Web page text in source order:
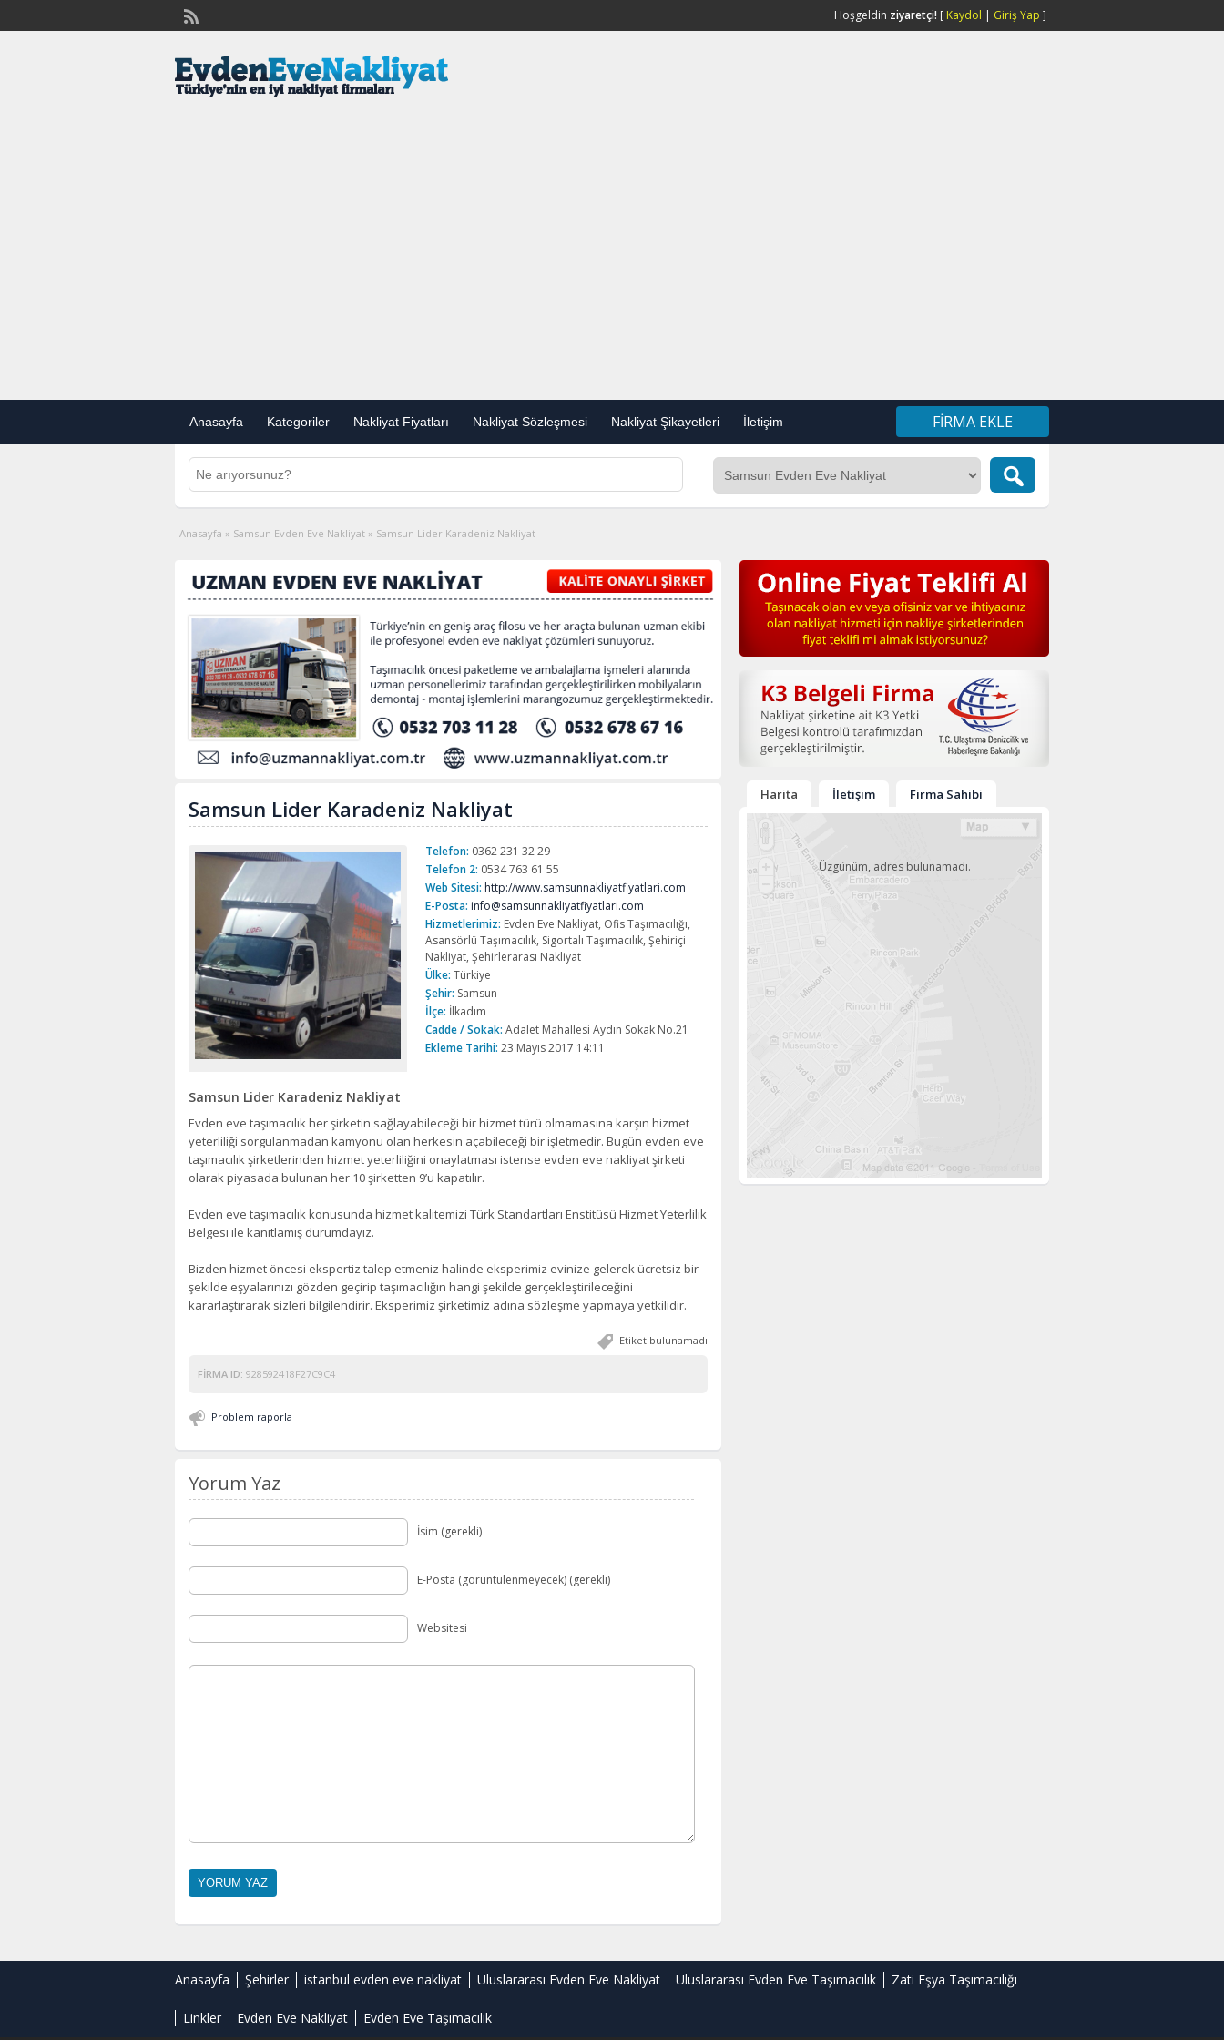
Hoşgeldin ziyaretçi! [ Kaydol | Giriş Yap ]
Anasayfa Kategoriler Nakliyat Fiyatları Nakliyat Sözleşmesi Nakliyat Şikayetleri İletişim FIRMA EKLE
Anasayfa » Samsun Evden Eve Nakliyat » Samsun Lider Karadeniz Nakliyat
Samsun Lider Karadeniz Nakliyat
Telefon: 0362 231 32 29
Telefon 2: 0534 763 61 55
Web Sitesi: http://www.samsunnakliyatfiyatlari.com
E-Posta: info@samsunnakliyatfiyatlari.com
Hizmetlerimiz: Evden Eve Nakliyat, Ofis Taşımacılığı,
Asansörlü Taşımacılık, Sigortalı Taşımacılık, Şehiriçi
Nakliyat, Şehirlerarası Nakliyat
Ülke: Türkiye
Şehir: Samsun
İlçe: İlkadım
Cadde / Sokak: Adalet Mahallesi Aydın Sokak No.21
Ekleme Tarihi: 23 Mayıs 2017 14:11
Samsun Lider Karadeniz Nakliyat
Evden eve taşımacılık her şirketin sağlayabileceği bir hizmet türü olmamasına karşın hizmet
yeterliliği sorgulanmadan kamyonu olan herkesin açabileceği bir işletmedir. Bugün evden eve
taşımacılık şirketlerinden hizmet yeterliliğini onaylatması istense evden eve nakliyat şirketi
olarak piyasada bulunan her 10 şirketten 9’u kapatılır.
Evden eve taşımacılık konusunda hizmet kalitemizi Türk Standartları Enstitüsü Hizmet Yeterlilik
Belgesi ile kanıtlamış durumdayız.
Bizden hizmet öncesi ekspertiz talep etmeniz halinde eksperimiz evinize gelerek ücretsiz bir
şekilde eşyalarınızı gözden geçirip taşımacılığın hangi şekilde gerçekleştirileceğini
kararlaştırarak sizleri bilgilendirir. Eksperimiz şirketimiz adına sözleşme yapmaya yetkilidir.
Etiket bulunamadı
FIRMA ID: 928592418F27C9C4
Problem raporla
Yorum Yaz
İsim (gerekli)
E-Posta (görüntülenmeyecek) (gerekli)
Websitesi
Harita İletişim Firma Sahibi
Üzgünüm, adres bulunamadı.
Anasayfa Şehirler istanbul evden eve nakliyat Uluslararası Evden Eve Nakliyat Uluslararası Evden Eve Taşımacılık Zati Eşya Taşımacılığı
Linkler Evden Eve Nakliyat Evden Eve Taşımacılık